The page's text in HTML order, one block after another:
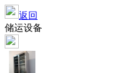
返回
储运设备